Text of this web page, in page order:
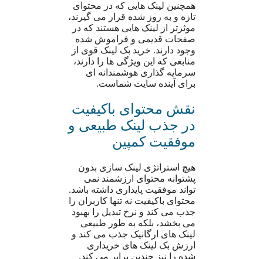
همچنین لینک هایی که در محتوای
تازه و به روز شده قرار می گیرند،
موثرتر از لینک هایی هستند که در
صفحات قدیمی و فراموش شده
وجود دارند. خرید بک لینک قوی از
منابعی که این ویژگی ها را دارند،
سرمایه گذاری هوشمندانه ای
برای آینده سایت شماست.
نقش محتوای باکیفیت
در جذب لینک طبیعی و
موفقیت کمپین
هیچ استراتژی لینک سازی بدون
پشتوانه محتوای ارزشمند نمی
تواند موفقیت پایداری داشته باشد.
محتوای باکیفیت نه تنها کاربران را
جذب می کند و نرخ تبدیل را بهبود
می بخشد، بلکه به طور طبیعی
لینک های ارگانیک جذب می کند و
ارزش بک لینک های خریداری
شده را نیز چندین برابر می کند.